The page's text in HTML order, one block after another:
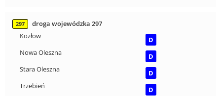
297
droga wojewódzka 297
Kozłow
D
Nowa Oleszna
D
Stara Oleszna
D
Trzebień
D